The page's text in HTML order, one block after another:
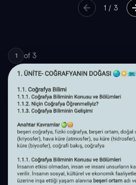
1 / 3
1 of 3